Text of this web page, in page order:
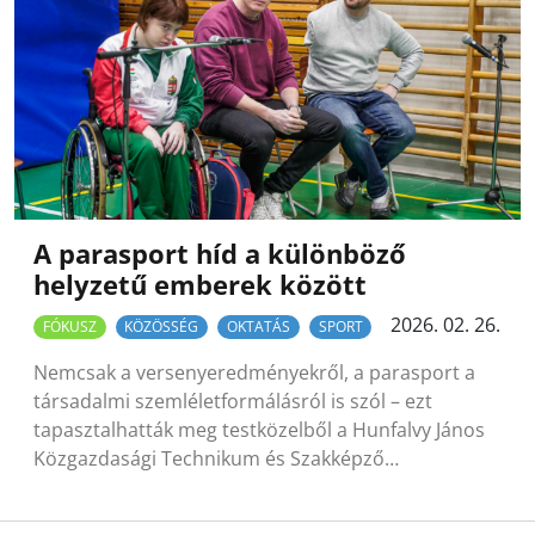
A parasport híd a különböző
helyzetű emberek között
FÓKUSZ KÖZÖSSÉG OKTATÁS SPORT
2026. 02. 26.
Nemcsak a versenyeredményekről, a parasport a
társadalmi szemléletformálásról is szól – ezt
tapasztalhatták meg testközelből a Hunfalvy János
Közgazdasági Technikum és Szakképző…